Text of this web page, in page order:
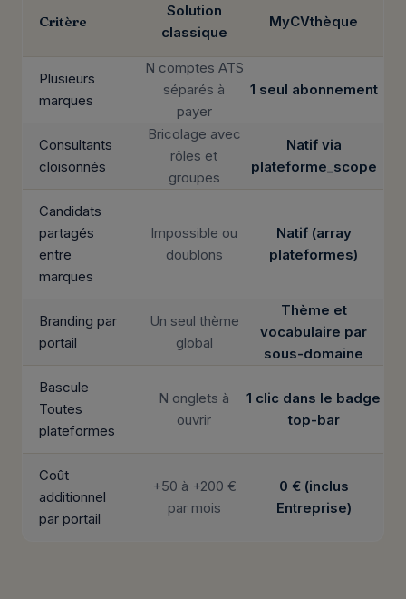
Critère
Solution
classique
MyCVthèque
Plusieurs
marques
N comptes ATS
séparés à
payer
1 seul abonnement
Consultants
cloisonnés
Bricolage avec
rôles et
groupes
Natif via
plateforme_scope
Candidats
partagés
entre
marques
Impossible ou
doublons
Natif (array
plateformes)
Branding par
portail
Un seul thème
global
Thème et
vocabulaire par
sous-domaine
Bascule
Toutes
plateformes
N onglets à
ouvrir
1 clic dans le badge
top-bar
Coût
additionnel
par portail
+50 à +200 €
par mois
0 € (inclus
Entreprise)